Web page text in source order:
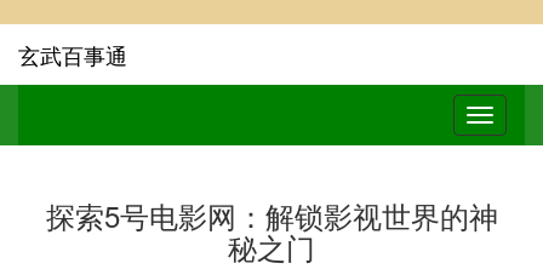
玄武百事通
探索5号电影网：解锁影视世界的神
秘之门